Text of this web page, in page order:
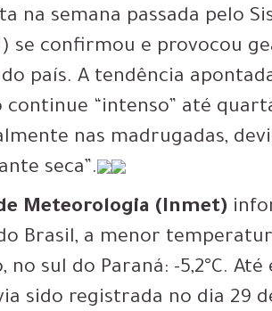
na semana passada pelo
se confirmou e provocou
país. A tendência
“intenso” até
nas madrugadas,
seca”.
Meteorologia (Inmet)
Brasil, a menor
sul do Paraná: -5,2°C. Até
sido registrada no dia 29